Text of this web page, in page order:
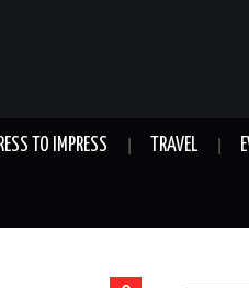
TO IMPRESS TRAVEL